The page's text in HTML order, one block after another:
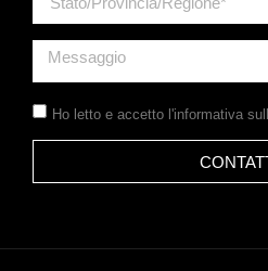
Ho letto e accetto l'informativa